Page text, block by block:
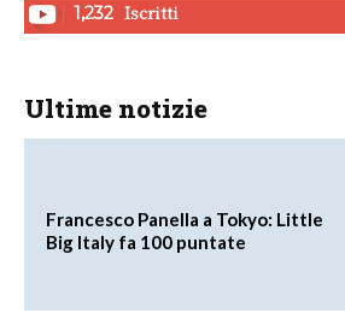
1,232 Iscritti
Ultime notizie
Francesco Panella a Tokyo: Little
Big Italy fa 100 puntate